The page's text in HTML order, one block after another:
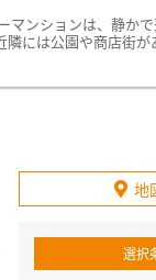
マンションは、静か
には公園や商店街が
地
選択